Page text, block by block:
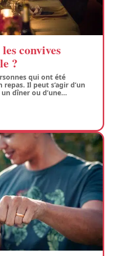
convives
?
qui ont été
Il peut s’agir d’un
dîner ou d’une…